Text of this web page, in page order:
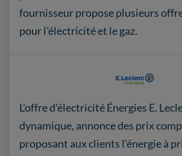
fournisseur propose plusieurs
pour l'électricité et le gaz.
L'offre d'électricité Énergies E.
dynamique, annonce des prix
proposant aux clients l'énergie à